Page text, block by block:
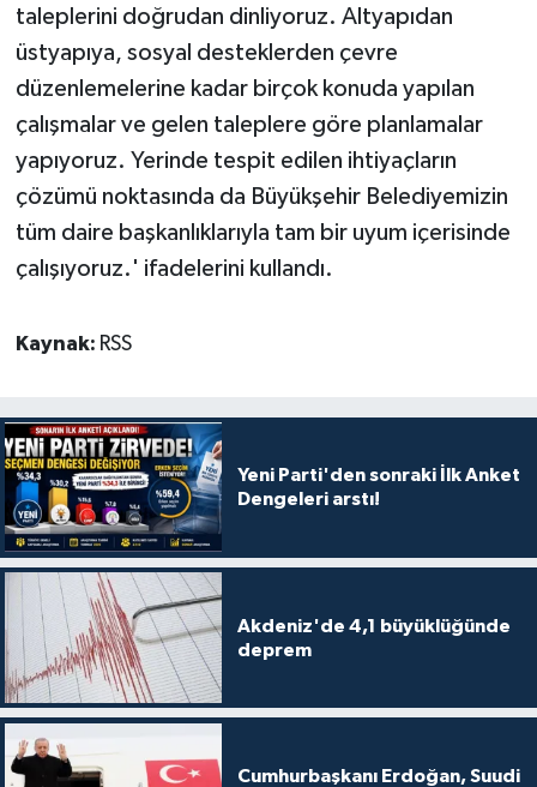
taleplerini doğrudan dinliyoruz. Altyapıdan
üstyapıya, sosyal desteklerden çevre
düzenlemelerine kadar birçok konuda yapılan
çalışmalar ve gelen taleplere göre planlamalar
yapıyoruz. Yerinde tespit edilen ihtiyaçların
çözümü noktasında da Büyükşehir Belediyemizin
tüm daire başkanlıklarıyla tam bir uyum içerisinde
çalışıyoruz.' ifadelerini kullandı.
Kaynak: RSS
Yeni Parti'den sonraki İlk Anket
Dengeleri arstı!
Akdeniz'de 4,1 büyüklüğünde
deprem
Cumhurbaşkanı Erdoğan, Suudi